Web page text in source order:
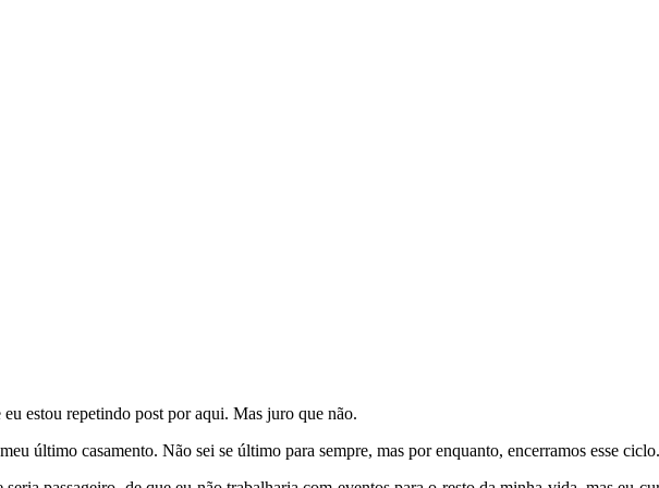
estou repetindo post por aqui. Mas juro que não.
último casamento. Não sei se último para sempre, mas por enquanto, encerramos esse ciclo.